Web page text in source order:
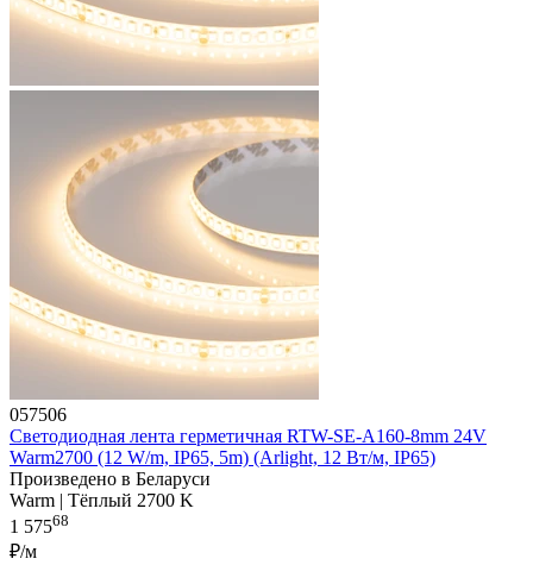
057506
Светодиодная лента герметичная RTW-SE-A160-8mm 24V
Warm2700 (12 W/m, IP65, 5m) (Arlight, 12 Вт/м, IP65)
Произведено в Беларуси
Warm | Тёплый 2700 K
1 57568
₽/м